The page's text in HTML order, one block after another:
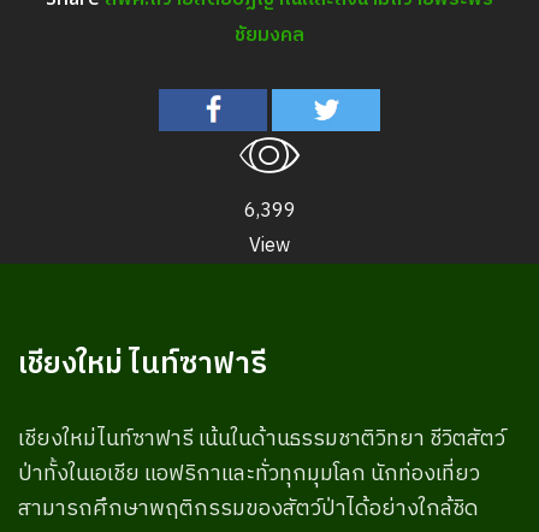
ชัยมงคล
6,399
View
เชียงใหม่ ไนท์ซาฟารี
เชียงใหม่ไนท์ซาฟารี เน้นในด้านธรรมชาติวิทยา ชีวิตสัตว์
ป่าทั้งในเอเชีย แอฟริกาและทั่วทุกมุมโลก นักท่องเที่ยว
สามารถศึกษาพฤติกรรมของสัตว์ป่าได้อย่างใกล้ชิด